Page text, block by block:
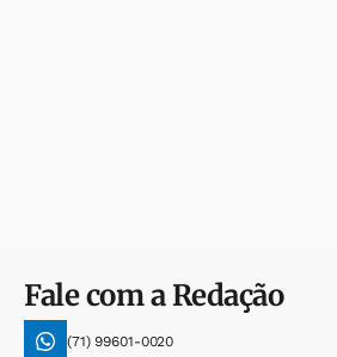
Fale com a Redação
(71) 99601-0020